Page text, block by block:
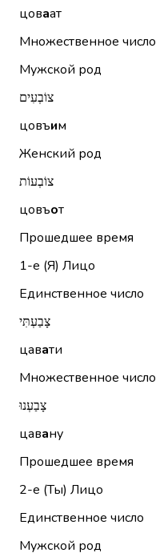
цоваат
Множественное число
Мужской род
צוֹבְעִים
цовъим
Женский род
צוֹבְעוֹת
цовъот
Прошедшее время
1-е (Я) Лицо
Единственное число
צָבַעְתִּי
цавати
Множественное число
צָבַעְנוּ
цавану
Прошедшее время
2-е (Ты) Лицо
Единственное число
Мужской род